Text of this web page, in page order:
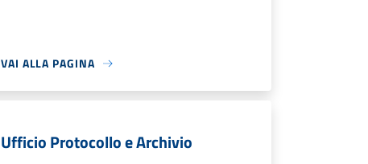
VAI ALLA PAGINA
Ufficio Protocollo e Archivio